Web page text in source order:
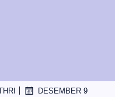
DESEMBER 9